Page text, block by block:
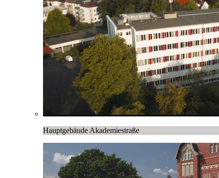
Hauptgebäude Akademiestraße